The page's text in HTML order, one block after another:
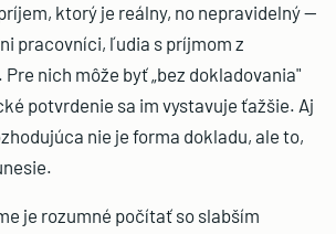
ktorý je reálny, no nepravidelný —
pracovníci, ľudia s príjmom z
nich môže byť „bez dokladovania"
potvrdenie sa im vystavuje ťažšie. Aj
nie je forma dokladu, ale to,
je rozumné počítať so slabším